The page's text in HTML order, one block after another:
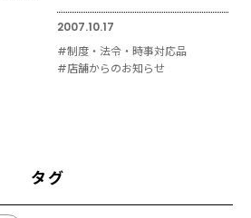
2007.10.17
#制度・法令・時事対応品
#店舗からのお知らせ
タグ